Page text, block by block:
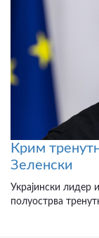
Крим
Зеленски
Украјински лидер
полуострва